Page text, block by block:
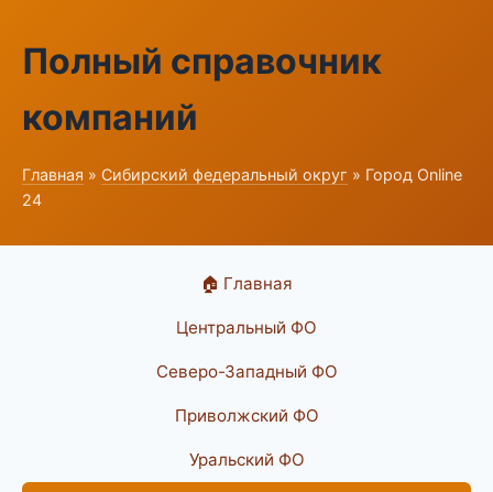
Полный справочник
компаний
Главная » Сибирский федеральный округ » Город Online
24
🏠 Главная
Центральный ФО
Северо-Западный ФО
Приволжский ФО
Уральский ФО